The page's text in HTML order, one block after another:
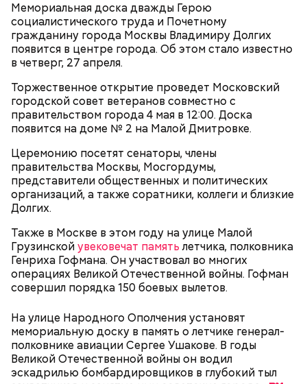
Мемориальная доска дважды Герою
социалистического труда и Почетному
гражданину города Москвы Владимиру Долгих
появится в центре города. Об этом стало известно
в четверг, 27 апреля.
Торжественное открытие проведет Московский
городской совет ветеранов совместно с
правительством города 4 мая в 12:00. Доска
появится на доме № 2 на Малой Дмитровке.
Церемонию посетят сенаторы, члены
правительства Москвы, Мосгордумы,
представители общественных и политических
организаций, а также соратники, коллеги и близкие
Долгих.
Также в Москве в этом году на улице Малой
Грузинскойувековечат памятьлетчика, полковника
Генриха Гофмана. Он участвовал во многих
операциях Великой Отечественной войны. Гофман
совершил порядка 150 боевых вылетов.
На улице Народного Ополчения установят
мемориальную доску в память о летчике генерал-
полковнике авиации Сергее Ушакове. В годы
Великой Отечественной войны он водил
эскадрилью бомбардировщиков в глубокий тыл
Внутри Мавзолея находится траурный зал, где
покоится тело Ленина. Он оформлен в темных и
красных тонах. Тело Владимира Ильича
подсвечивают 14 лампочек розового спектра,
которые придают коже естественный цвет. Это
позволяет Ленину выглядеть максимально живым.
Также в саркофаге постоянно циркулирует воздух
запрещено фотографировать бывшего вождя и
снимать на видео.
Московский зоопарк
— В пассажирах не терплю грубости. Да и, в
принципе, все. А так я спокойный, когда поем, —
говорит с улыбкой Владимир, 45 лет.
— Не люблю, когда велосипеды где ни попадя
оставляют. Иногда пытаешься зайти в метро, а у
входа велосипед. И ты просишь: мол, уберите —
там же ведь специальные подставки есть для
велосипедов. Но без толку: на подставки не ставят,
а ставят у дверей. И это прямо мешает очень
сильно, — сказал Иван, 19 лет.